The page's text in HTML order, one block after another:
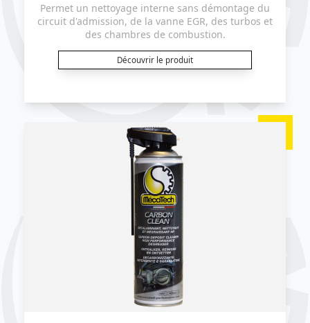
Permet un nettoyage interne sans démontage du
circuit d'admission, de la vanne EGR, des turbos et
des chambres de combustion.
Découvrir le produit